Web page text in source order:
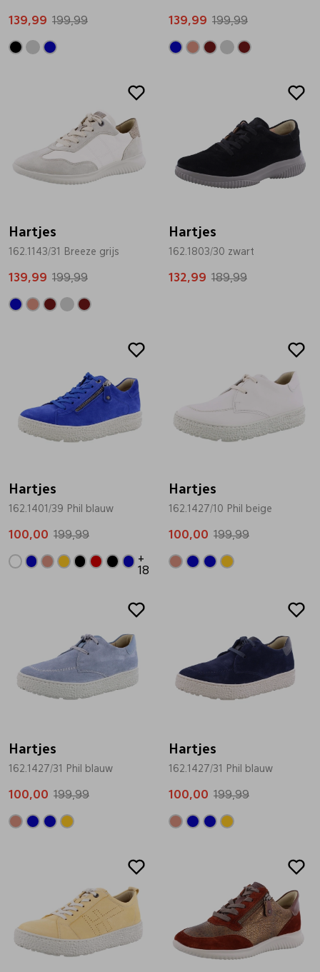
139,99 199,99 139,99 199,99
Hartjes
162.1143/31 Breeze grijs
139,99 199,99
Hartjes
162.1803/30 zwart
132,99 189,99
Hartjes
162.1401/39 Phil blauw
100,00 199,99
+
18
Hartjes
162.1427/10 Phil beige
100,00 199,99
Hartjes
162.1427/31 Phil blauw
100,00 199,99
Hartjes
162.1427/31 Phil blauw
100,00 199,99